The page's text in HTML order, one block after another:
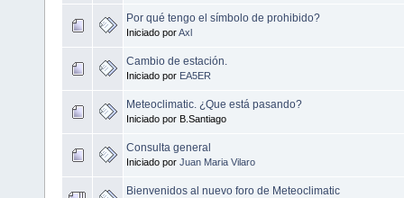
Por qué tengo el símbolo de prohibido?
Iniciado porAxl
Cambio de estación.
Iniciado por EA5ER
Meteoclimatic. ¿Que está pasando?
Iniciado por B.Santiago
Consulta general
Iniciado por Juan Maria Vilaro
Bienvenidos al nuevo foro de Meteoclimatic